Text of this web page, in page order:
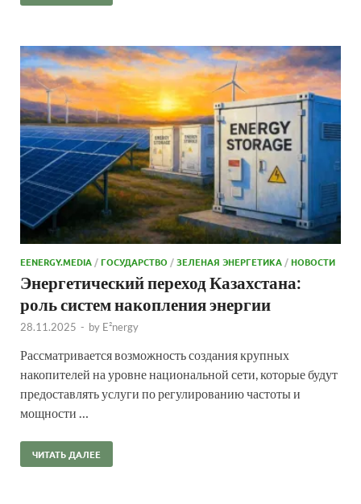
EENERGY.MEDIA /ГОСУДАРСТВО /ЗЕЛЕНАЯ ЭНЕРГЕТИКА /НОВОСТИ
Энергетический переход Казахстана:
роль систем накопления энергии
28.11.2025 - by E²nergy
Рассматривается возможность создания крупных
накопителей на уровне национальной сети, которые будут
предоставлять услуги по регулированию частоты и
мощности …
ЧИТАТЬ ДАЛЕЕ